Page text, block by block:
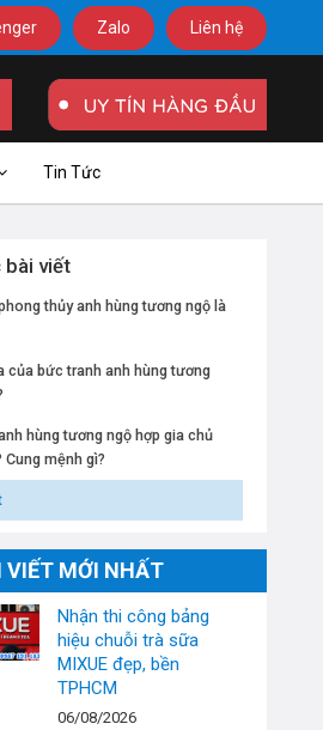
Zalo Liên hệ
Tin Tức
bài viết
thủy anh hùng tương ngộ là
của bức tranh anh hùng tương
hùng tương ngộ hợp gia chủ
Cung mệnh gì?
VIẾT MỚI NHẤT
Nhận thi công bảng
hiệu chuỗi trà sữa
MIXUE đẹp, bền
TPHCM
06/08/2026